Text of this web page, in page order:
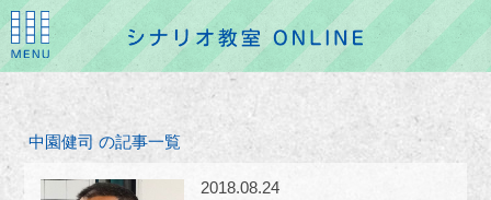
中園健司 の記事一覧
2018.08.24